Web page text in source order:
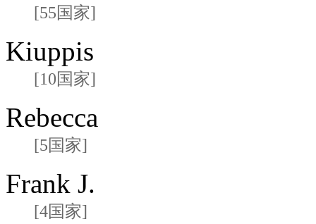
[55国家]
Kiuppis
[10国家]
Rebecca
[5国家]
Frank J.
[4国家]